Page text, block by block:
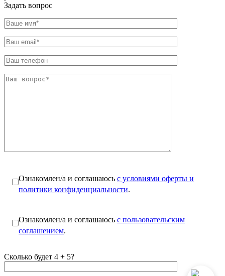
Задать вопрос
Ознакомлен/а и соглашаюсь с условиями оферты и
политики конфиденциальности.
Ознакомлен/а и соглашаюсь с пользовательским
соглашением.
Сколько будет 4 + 5?